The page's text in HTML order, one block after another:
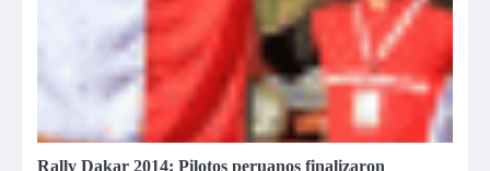
Rally Dakar 2014: Pilotos peruanos finalizaron